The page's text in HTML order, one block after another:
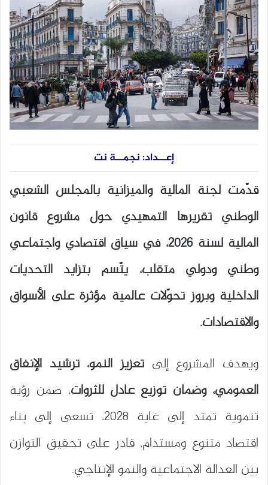
إعــداد: نجمــة نت
قدّمت لجنة المالية والميزانية بالمجلس الشعبي
الوطني تقريرها التمهيدي حول مشروع قانون
المالية لسنة 2026، في سياق اقتصادي واجتماعي
وطني ودولي متقلب، يتّسم بتزايد التحديات
الداخلية وبروز تحوّلات عالمية مؤثرة على الأسواق
والاقتصادات.
ويهدف المشروع إلى تعزيز النمو، ترشيد الإنفاق
العمومي، وضمان توزيع عادل للثروات، ضمن رؤية
تنموية تمتد إلى غاية 2028، تسعى إلى بناء
اقتصاد متنوع ومستدام، قادر على تحقيق التوازن
بين العدالة الاجتماعية والنمو الإنتاجي.